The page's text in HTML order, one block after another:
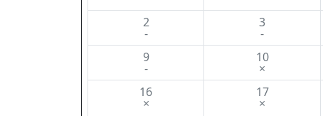
2
-
3
-
9
-
10
×
16
×
17
×